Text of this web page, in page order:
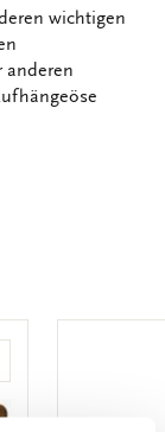
wichtigen
anderen